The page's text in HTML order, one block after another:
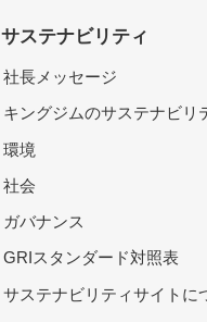
サステナビリティ
社長メッセージ
キングジムのサステナビリ
環境
社会
ガバナンス
GRIスタンダード対照表
サステナビリティサイトに